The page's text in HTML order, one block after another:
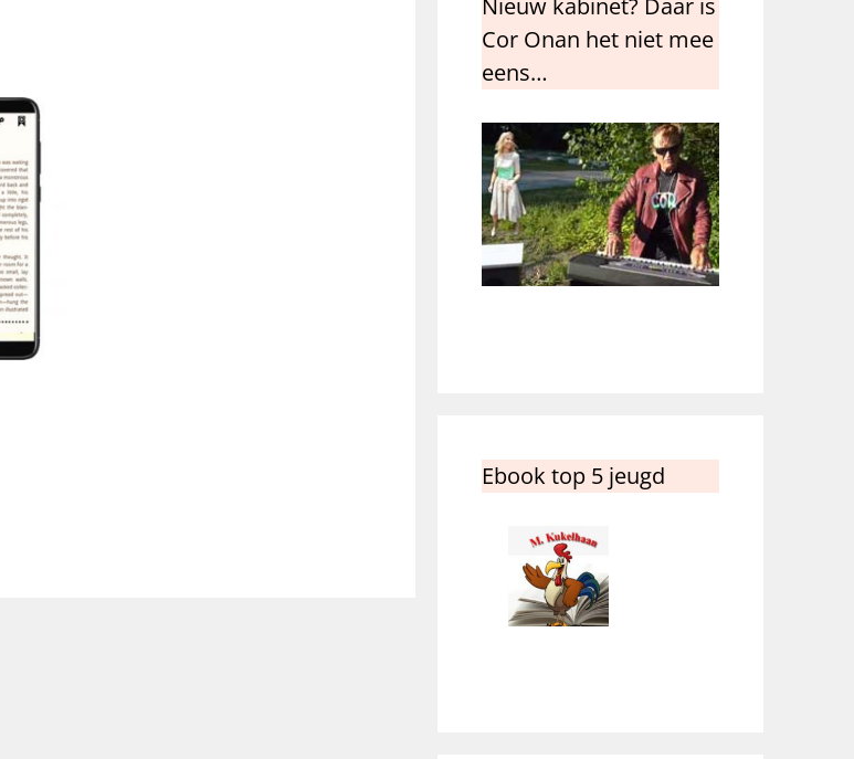
Cor Onan het niet mee
eens…
Ebook top 5 jeugd